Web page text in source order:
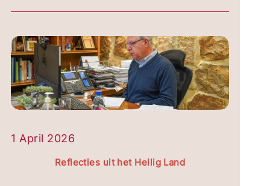
1 April 2026
Reflecties uit het Heilig Land